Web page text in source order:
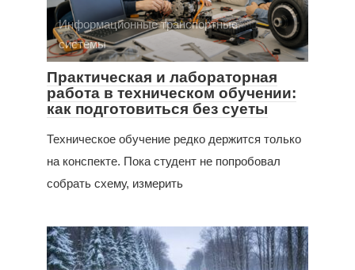
Информационные транспортные
системы
Практическая и лабораторная
работа в техническом обучении:
как подготовиться без суеты
Техническое обучение редко держится только
на конспекте. Пока студент не попробовал
собрать схему, измерить